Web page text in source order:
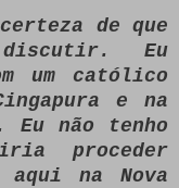
certeza de que
Eu
um católico
e na
Eu não tenho
proceder
na Nova